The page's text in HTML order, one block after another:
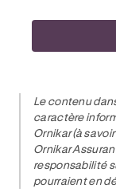
Le contenu
caractère
Ornikar (à
Ornikar
responsabilité
pourraient en